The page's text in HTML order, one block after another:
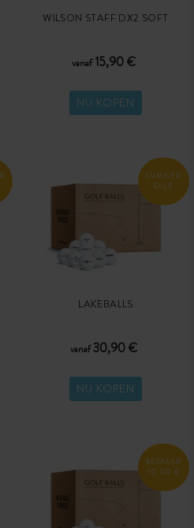
WILSON STAFF DX2 SOFT
vanaf15,90 €
NU KOPEN
SUMMER
SALE
LAKEBALLS
vanaf30,90 €
NU KOPEN
BESPAAR
10,00 €